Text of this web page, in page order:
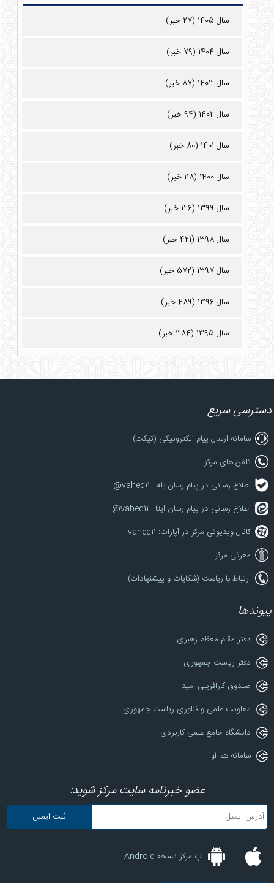
سال 1405 (27 خبر)
سال 1404 (79 خبر)
سال 1403 (87 خبر)
سال 1402 (94 خبر)
سال 1401 (80 خبر)
سال 1400 (118 خبر)
سال 1399 (126 خبر)
سال 1398 (421 خبر)
سال 1397 (572 خبر)
سال 1396 (489 خبر)
سال 1395 (384 خبر)
دسترسی سریع
سامانه ارسال پیام الکترونیکی (تیکت)
تلفن های مرکز
اطلاع رسانی در پیام رسان بله : vahed11@
اطلاع رسانی در پیام رسان ایتا : vahed11@
کانال ویدیوئی مرکز در آپارات: vahed11
معرفی مرکز
ارتباط با ریاست (شکایات و پیشنهادات)
پیوندها
دفتر مقام معظم رهبری
دفتر ریاست جمهوری
صندوق کارآفرینی امید
معاونت علمی و فناوری ریاست جمهوری
دانشگاه جامع علمی کاربردی
سامانه هم آوا
عضو خبرنامه سایت مرکز شوید:
اپ مرکز نسخه Android